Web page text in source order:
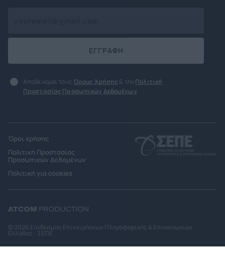
ΕΓΓΡΑΦΗ
Αποδέχομαι τους Όρους Χρήσης & την Πολιτική
Προστασίας Προσωπικών Δεδομένων
Όροι χρήσης
Πολιτική Προστασίας
Προσωπικών Δεδομένων
Πολιτική για cookies
© 2026 Σύνδεσμος Επιχειρήσεων Πληροφορικής & Επικοινωνιών
Ελλάδας - ΣΕΠΕ